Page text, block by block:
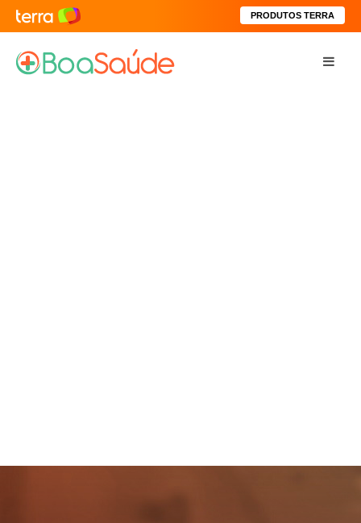
PRODUTOS TERRA